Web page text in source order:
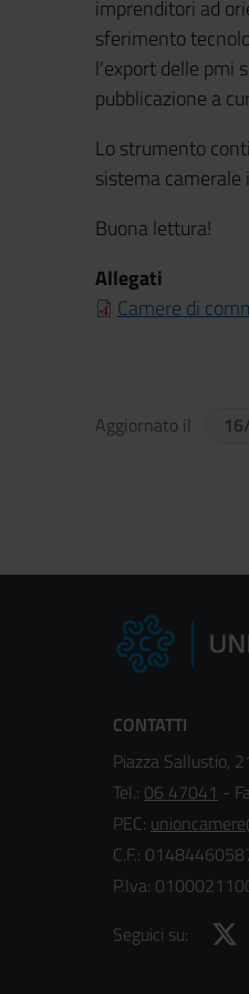
im­pren­di­to­ri ad
sfe­ri­men­to
l'export delle pmi
pubblicazione a
Lo strumento
sistema camerale
Buona lettura!
Allegati
Camere di
Aggiornato il
CONTATTI
Piazza Sallustio,
Tel.: 06 47041 -
PEC:
C.F.:
P.Iva:
Seguici su: